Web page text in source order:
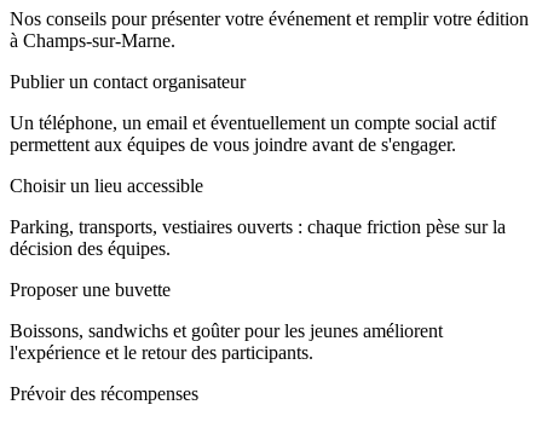
Nos conseils pour présenter votre événement et remplir votre édition
à Champs-sur-Marne.
Publier un contact organisateur
Un téléphone, un email et éventuellement un compte social actif
permettent aux équipes de vous joindre avant de s'engager.
Choisir un lieu accessible
Parking, transports, vestiaires ouverts : chaque friction pèse sur la
décision des équipes.
Proposer une buvette
Boissons, sandwichs et goûter pour les jeunes améliorent
l'expérience et le retour des participants.
Prévoir des récompenses